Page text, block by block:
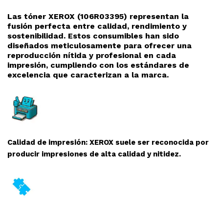
Las tóner XEROX (106R03395) representan la
fusión perfecta entre calidad, rendimiento y
sostenibilidad. Estos consumibles han sido
diseñados meticulosamente para ofrecer una
reproducción nítida y profesional en cada
impresión, cumpliendo con los estándares de
excelencia que caracterizan a la marca.
Calidad de impresión: XEROX suele ser reconocida por
producir impresiones de alta calidad y nitidez.